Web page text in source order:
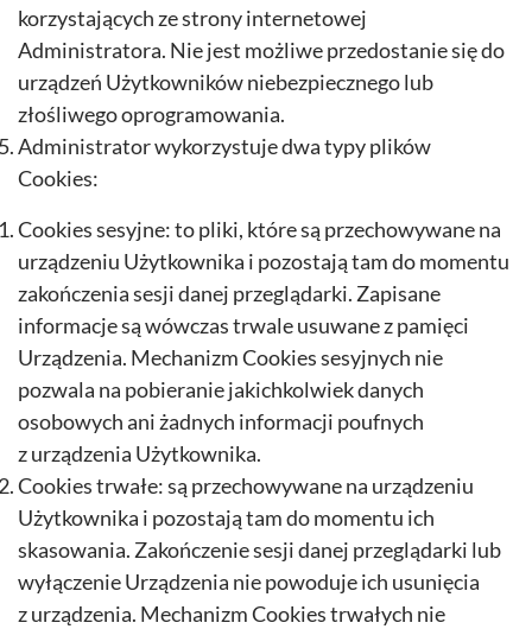
korzystających ze strony internetowej
Administratora. Nie jest możliwe przedostanie się do
urządzeń Użytkowników niebezpiecznego lub
złośliwego oprogramowania.
Administrator wykorzystuje dwa typy plików
Cookies:
Cookies sesyjne: to pliki, które są przechowywane na
urządzeniu Użytkownika i pozostają tam do momentu
zakończenia sesji danej przeglądarki. Zapisane
informacje są wówczas trwale usuwane z pamięci
Urządzenia. Mechanizm Cookies sesyjnych nie
pozwala na pobieranie jakichkolwiek danych
osobowych ani żadnych informacji poufnych
z urządzenia Użytkownika.
Cookies trwałe: są przechowywane na urządzeniu
Użytkownika i pozostają tam do momentu ich
skasowania. Zakończenie sesji danej przeglądarki lub
wyłączenie Urządzenia nie powoduje ich usunięcia
z urządzenia. Mechanizm Cookies trwałych nie